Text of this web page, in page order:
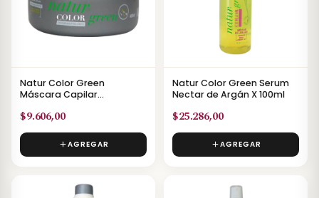
Natur Color Green
Máscara Capilar
$9.606,00
AGREGAR
Natur Color Green Serum
Nectar de Argán X 100ml
$25.286,00
AGREGAR